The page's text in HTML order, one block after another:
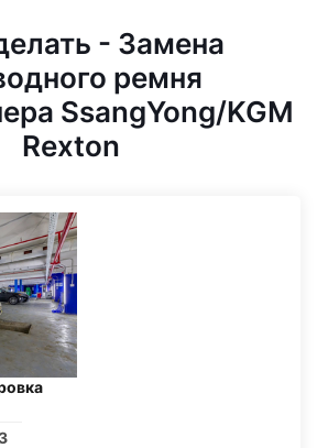
- Замена
ремня
SsangYong/KGM
Rexton